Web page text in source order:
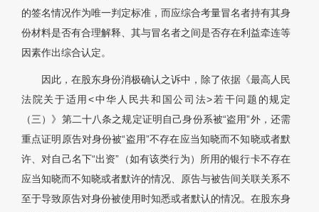
的签名情况作为唯一判定标准，而应综合考量冒名者持有其身
份材料是否有合理解释、其与冒名者之间是否存在利益牵连等
因素作出综合认定。
因此，在股东身份消极确认之诉中，除了依据《最高人民
法院关于适用<中华人民共和国公司法>若干问题的规定
（三）》第二十八条之规定证明自己身份系被“盗用”外，还需
重点证明原告对身份被“盗用”不存在应当知晓而不知晓或者默
许、对自己名下“出资”（如有该类行为）所用的银行卡不存在
应当知晓而不知晓或者默许的情况、原告与被告间关联关系不
至于导致原告对身份被使用时知悉或者默认的情况。在股东身